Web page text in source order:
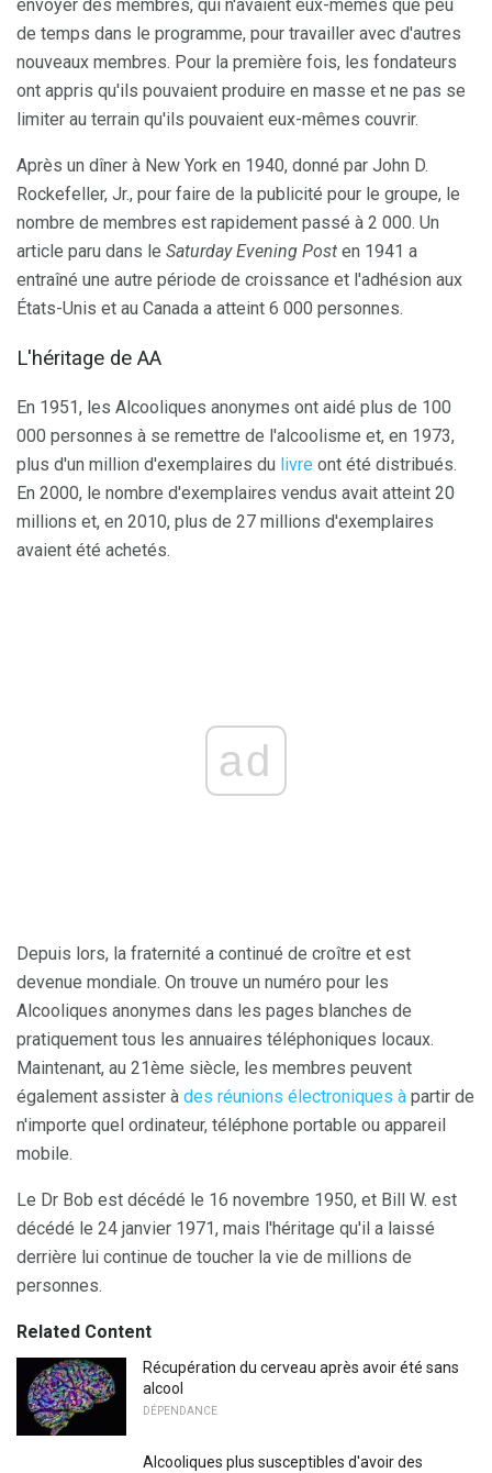
envoyer des membres, qui n'avaient eux-mêmes que peu
de temps dans le programme, pour travailler avec d'autres
nouveaux membres. Pour la première fois, les fondateurs
ont appris qu'ils pouvaient produire en masse et ne pas se
limiter au terrain qu'ils pouvaient eux-mêmes couvrir.
Après un dîner à New York en 1940, donné par John D.
Rockefeller, Jr., pour faire de la publicité pour le groupe, le
nombre de membres est rapidement passé à 2 000. Un
article paru dans le Saturday Evening Post en 1941 a
entraîné une autre période de croissance et l'adhésion aux
États-Unis et au Canada a atteint 6 000 personnes.
L'héritage de AA
En 1951, les Alcooliques anonymes ont aidé plus de 100
000 personnes à se remettre de l'alcoolisme et, en 1973,
plus d'un million d'exemplaires du livre ont été distribués.
En 2000, le nombre d'exemplaires vendus avait atteint 20
millions et, en 2010, plus de 27 millions d'exemplaires
avaient été achetés.
ad
Depuis lors, la fraternité a continué de croître et est
devenue mondiale. On trouve un numéro pour les
Alcooliques anonymes dans les pages blanches de
pratiquement tous les annuaires téléphoniques locaux.
Maintenant, au 21ème siècle, les membres peuvent
également assister à des réunions électroniques à partir de
n'importe quel ordinateur, téléphone portable ou appareil
mobile.
Le Dr Bob est décédé le 16 novembre 1950, et Bill W. est
décédé le 24 janvier 1971, mais l'héritage qu'il a laissé
derrière lui continue de toucher la vie de millions de
personnes.
Related Content
Récupération du cerveau après avoir été sans
alcool
DÉPENDANCE
Alcooliques plus susceptibles d'avoir des